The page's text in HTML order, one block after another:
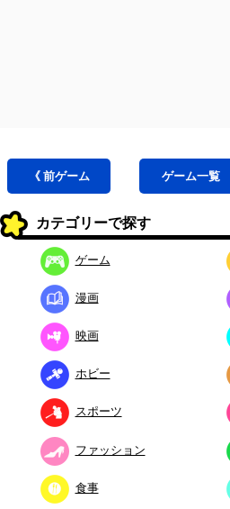
《 前ゲーム ゲーム一覧
カテゴリーで探す
ゲーム
漫画
映画
ホビー
スポーツ
ファッション
食事